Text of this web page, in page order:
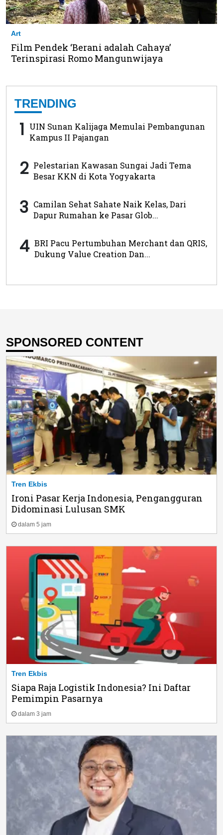
Art
Film Pendek ‘Berani adalah Cahaya’
Terinspirasi Romo Mangunwijaya
TRENDING
1 UIN Sunan Kalijaga Memulai Pembangunan
Kampus II Pajangan
2 Pelestarian Kawasan Sungai Jadi Tema
Besar KKN di Kota Yogyakarta
3 Camilan Sehat Sahate Naik Kelas, Dari
Dapur Rumahan ke Pasar Glob...
4 BRI Pacu Pertumbuhan Merchant dan QRIS,
Dukung Value Creation Dan...
SPONSORED CONTENT
Tren Ekbis
Ironi Pasar Kerja Indonesia, Pengangguran
Didominasi Lulusan SMK
dalam 5 jam
Tren Ekbis
Siapa Raja Logistik Indonesia? Ini Daftar
Pemimpin Pasarnya
dalam 3 jam